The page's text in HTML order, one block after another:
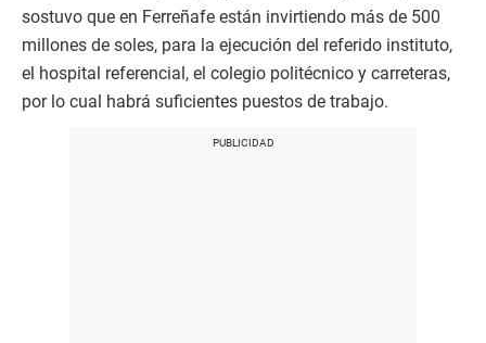
sostuvo que en Ferreñafe están invirtiendo más de 500
millones de soles, para la ejecución del referido instituto,
el hospital referencial, el colegio politécnico y carreteras,
por lo cual habrá suficientes puestos de trabajo.